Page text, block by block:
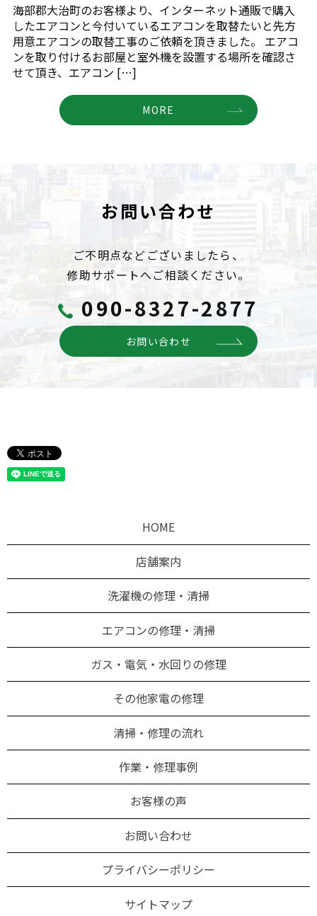
海部郡大治町のお客様より、インターネット通販で購入
したエアコンと今付いているエアコンを取替たいと先方
用意エアコンの取替工事のご依頼を頂きました。 エアコ
ンを取り付けるお部屋と室外機を設置する場所を確認さ
せて頂き、エアコン […]
MORE
お問い合わせ
ご不明点などございましたら、
修助サポートへご相談ください。
090-8327-2877
お問い合わせ
HOME
店舗案内
洗濯機の修理・清掃
エアコンの修理・清掃
ガス・電気・水回りの修理
その他家電の修理
清掃・修理の流れ
作業・修理事例
お客様の声
お問い合わせ
プライバシーポリシー
サイトマップ